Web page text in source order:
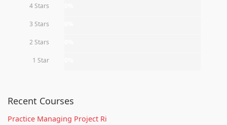
4 Stars
3 Stars
2 Stars
1 Star
Recent Courses
Practice Managing Project Ri